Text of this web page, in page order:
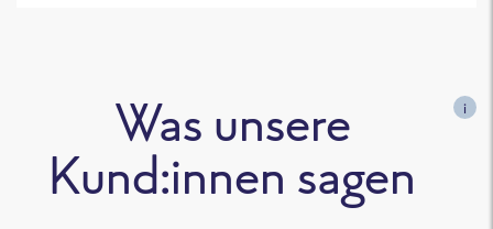
Was unsere
Kund:innen sagen
i